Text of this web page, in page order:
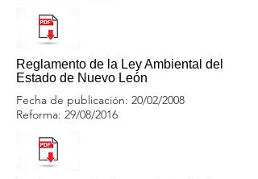
Reglamento de la Ley Ambiental del
Estado de Nuevo León
Fecha de publicación: 20/02/2008
Reforma: 29/08/2016